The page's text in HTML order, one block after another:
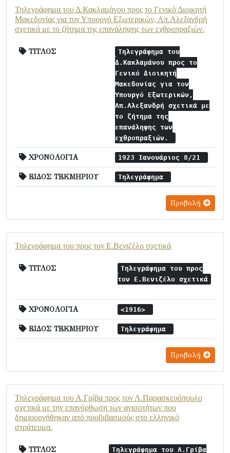
Τηλεγράφημα του Δ.Κακλαμάνου προς το Γενικό Διοικητή
Μακεδονίας για τον Υπουργό Εξωτερικών, Απ.Αλεξανδρή
σχετικά με το ζήτημα της επανάληψης των εχθροπραξιών.
ΤΙΤΛΟΣ
Τηλεγράφημα του
Δ.Κακλαμάνου προς το
Γενικό Διοικητή
Μακεδονίας για τον
Υπουργό Εξωτερικών,
Απ.Αλεξανδρή σχετικά με
το ζήτημα της
επανάληψης των
εχθροπραξιών.
ΧΡΟΝΟΛΟΓΙΑ 1923 Ιανουάριος 8/21
ΕΙΔΟΣ ΤΕΚΜΗΡΙΟΥ Τηλεγράφημα
Προβολή
Τηλεγράφημα του προς τον Ε.Βενιζέλο σχετικά
ΤΙΤΛΟΣ
Τηλεγράφημα του προς
τον Ε.Βενιζέλο σχετικά
ΧΡΟΝΟΛΟΓΙΑ <1916>
ΕΙΔΟΣ ΤΕΚΜΗΡΙΟΥ Τηλεγράφημα
Προβολή
Τηλεγράφημα του Α.Γρίβα προς τον Λ.Παρασκευόπουλο
σχετικά με την επανόρθωση των ανισοτήτων που
δημιουργήθηκαν από προβιβασμούς στο ελληνικό
στράτευμα.
ΤΙΤΛΟΣ
Τηλεγράφημα του Α.Γρίβα